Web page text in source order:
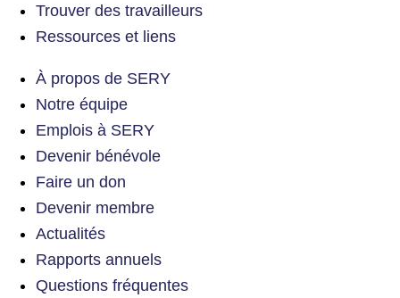
Trouver des travailleurs
Ressources et liens
À propos de SERY
Notre équipe
Emplois à SERY
Devenir bénévole
Faire un don
Devenir membre
Actualités
Rapports annuels
Questions fréquentes